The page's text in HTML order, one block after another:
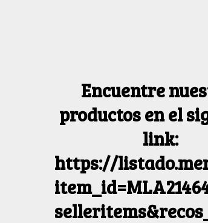
Encuentre
productos en el
link:
https://